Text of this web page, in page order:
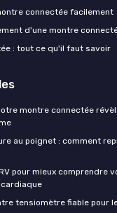
connectée facilement
d'une montre
: tout ce qu'il faut savoir
montre connectée
au poignet : comment
pour mieux comprendre
tensiomètre fiable pour